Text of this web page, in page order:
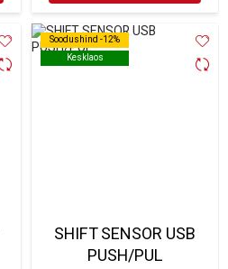
Soodushind -12%
Kesklaos
Soodushind -12%
Kesklaos
SHIFT SENSOR USB
PUSH/PUL